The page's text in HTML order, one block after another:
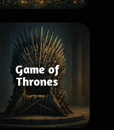
Game of
Thrones